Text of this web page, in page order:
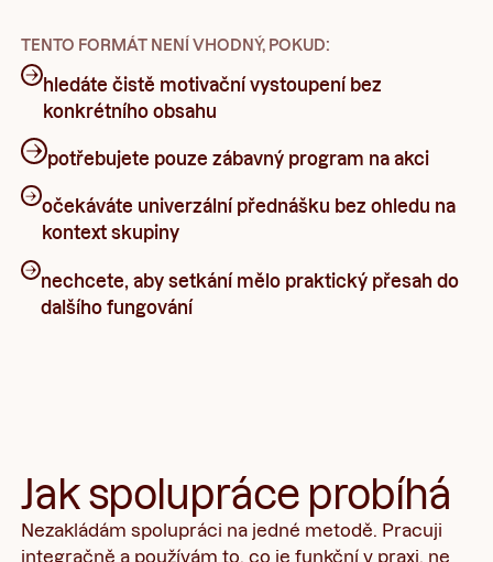
TENTO FORMÁT NENÍ VHODNÝ, POKUD:
hledáte čistě motivační vystoupení bez
konkrétního obsahu
potřebujete pouze zábavný program na akci
očekáváte univerzální přednášku bez ohledu na
kontext skupiny
nechcete, aby setkání mělo praktický přesah do
dalšího fungování
Jak spolupráce probíhá
Nezakládám spolupráci na jedné metodě. Pracuji
integračně a používám to, co je funkční v praxi, ne